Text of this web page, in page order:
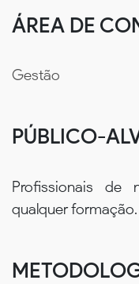
ÁREA DE
Gestão
PÚBLICO-
Profissionais de
qualquer formação.